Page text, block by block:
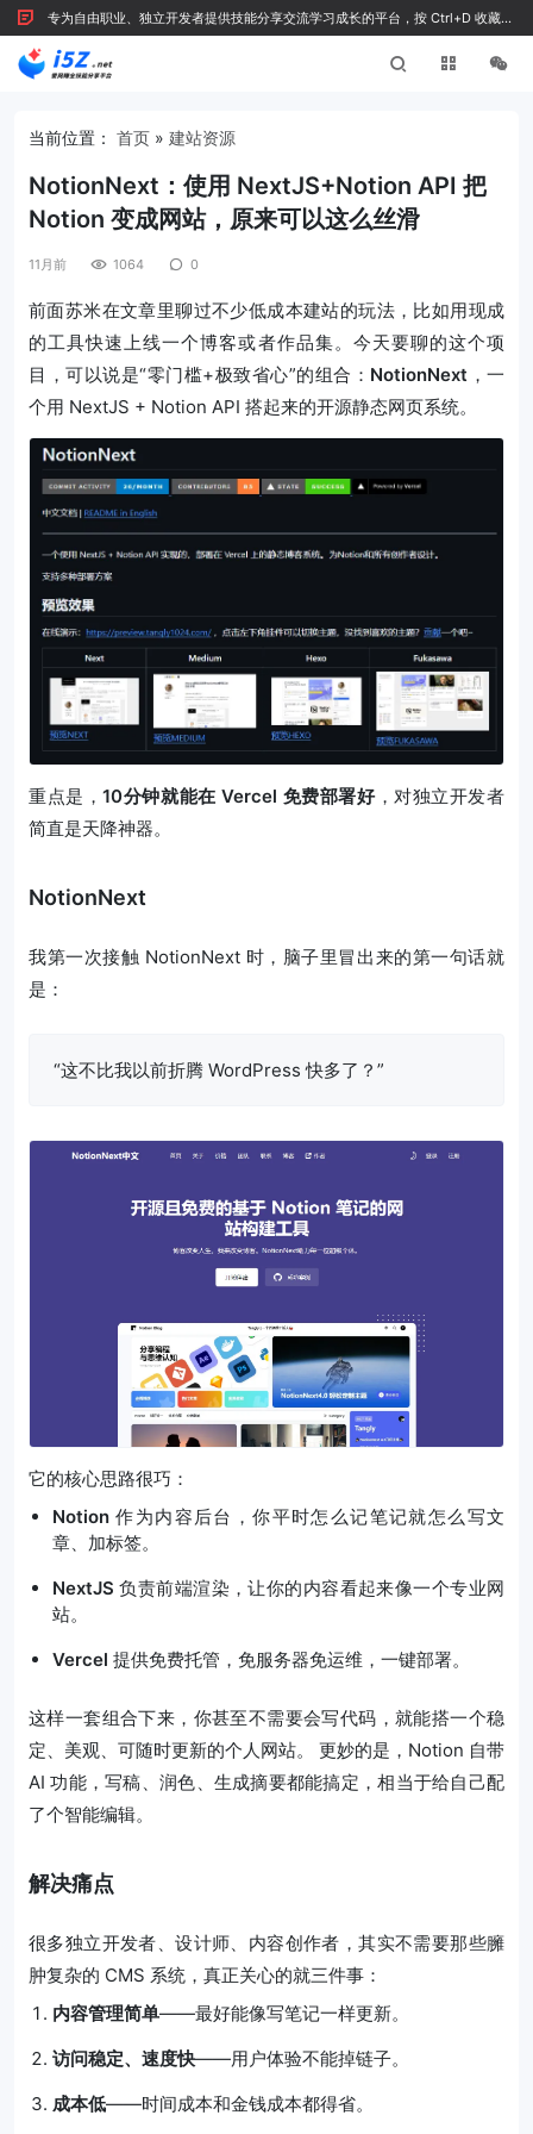
专为自由职业、独立开发者提供技能分享交流学习成长的平台，按 Ctrl+D 收藏我
们
当前位置： 首页 » 建站资源
NotionNext：使用 NextJS+Notion API 把
Notion 变成网站，原来可以这么丝滑
11月前 1064 0
前面苏米在文章里聊过不少低成本建站的玩法，比如用现成
的工具快速上线一个博客或者作品集。今天要聊的这个项
目，可以说是“零门槛+极致省心”的组合： NotionNext ，一
个用 NextJS + Notion API 搭起来的开源静态网页系统。
重点是，10分钟就能在 Vercel 免费部署好，对独立开发者
简直是天降神器。
NotionNext
我第一次接触 NotionNext 时，脑子里冒出来的第一句话就
是：
“这不比我以前折腾 WordPress 快多了？”
它的核心思路很巧：
Notion 作为内容后台，你平时怎么记笔记就怎么写文
章、加标签。
NextJS 负责前端渲染，让你的内容看起来像一个专业网
站。
Vercel 提供免费托管，免服务器免运维，一键部署。
这样一套组合下来，你甚至不需要会写代码，就能搭一个稳
定、美观、可随时更新的个人网站。
更妙的是，Notion 自带
AI 功能，写稿、润色、生成摘要都能搞定，相当于给自己配
了个智能编辑。
解决痛点
很多独立开发者、设计师、内容创作者，其实不需要那些臃
肿复杂的 CMS 系统，真正关心的就三件事：
内容管理简单——最好能像写笔记一样更新。
访问稳定、速度快——用户体验不能掉链子。
成本低——时间成本和金钱成本都得省。